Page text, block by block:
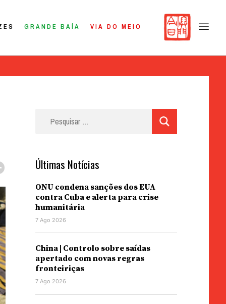
GRANDE BAÍA VIA DO MEIO
Últimas Notícias
ONU condena sanções dos EUA
contra Cuba e alerta para crise
humanitária
7 Ago 2026
China | Controlo sobre saídas
apertado com novas regras
fronteiriças
7 Ago 2026